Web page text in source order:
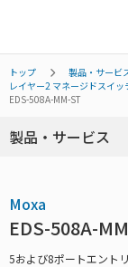
トップ 製品・サービ
レイヤー2 マネージドスイ
EDS-508A-MM-ST
製品・サービス
Moxa
EDS-508A-
5および8ポートエント